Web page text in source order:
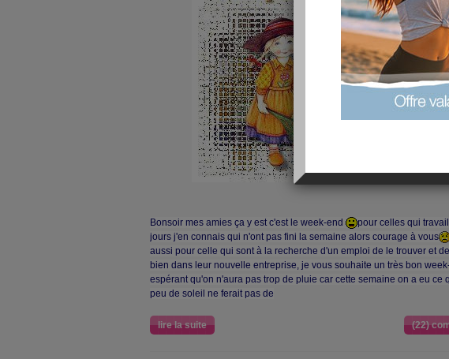
Bonsoir mes amies ça y est c'est le week-end
pour celles qui
jours j'en connais qui n'ont pas fini la semaine alors courage à vous
aussi pour celle qui sont à la recherche d'un emploi de le trouver et
bien dans leur nouvelle entreprise, je vous souhaite un très bon
espérant qu'on n'aura pas trop de pluie car cette semaine on a eu ce
peu de soleil ne ferait pas de
lire la suite (22)